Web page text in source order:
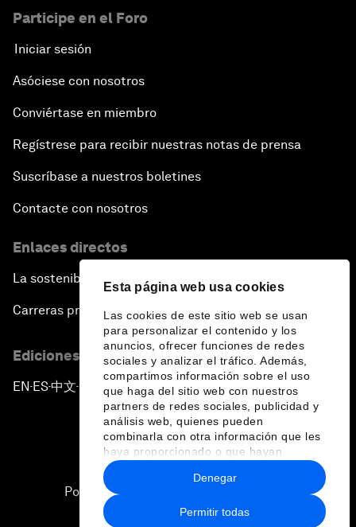
Esta página web usa cookies
Las cookies de este sitio web se usan
para personalizar el contenido y los
anuncios, ofrecer funciones de redes
sociales y analizar el tráfico. Además,
compartimos información sobre el uso
que haga del sitio web con nuestros
partners de redes sociales, publicidad y
análisis web, quienes pueden
combinarla con otra información que les
haya proporcionado o que hayan
recopilado a partir del uso que haya
hecho de sus servicios.
Permitir todas
Denegar
Participe en el Foro
Iniciar sesión
Asóciese con nosotros
Conviértase en miembro
Regístrese para recibir nuestras notas de prensa
Suscríbase a nuestros boletines
Contacte con nosotros
Enlaces directos
La sostenibilidad en el Foro
Carreras profesionales
Ediciones en otros idiomas
EN ▪ES▪中文▪ 日本語
Política de privacidad y normas de uso
Sitemap